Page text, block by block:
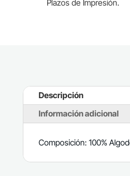
Plazos de Impresión.
Descripción
Información adicional
Composición: 100%